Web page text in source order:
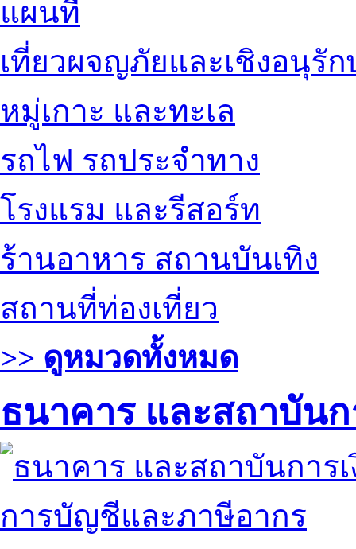
แผนที่
เที่ยวผจญภัยและเชิงอนุรัก
หมู่เกาะ และทะเล
รถไฟ รถประจำทาง
โรงแรม และรีสอร์ท
ร้านอาหาร สถานบันเทิง
สถานที่ท่องเที่ยว
>> ดูหมวดทั้งหมด
ธนาคาร และสถาบันก
การบัญชีและภาษีอากร